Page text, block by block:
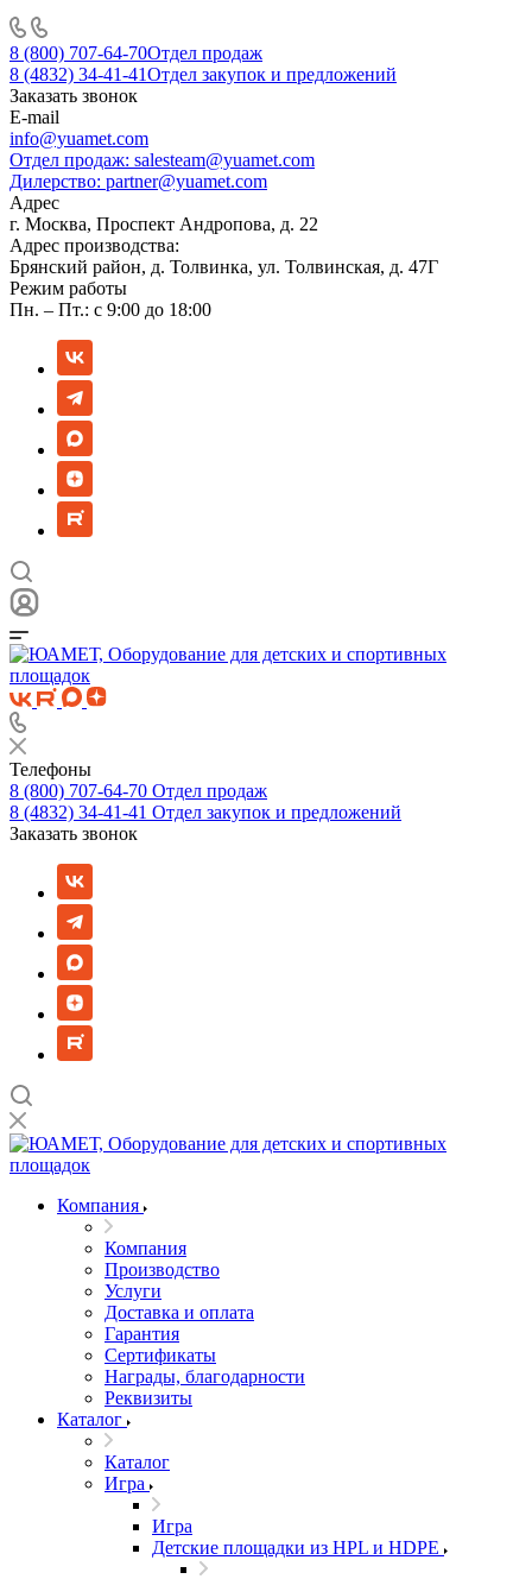
8 (800) 707-64-70Отдел продаж
8 (4832) 34-41-41Отдел закупок и предложений
Заказать звонок
E-mail
info@yuamet.com
Отдел продаж: salesteam@yuamet.com
Дилерство: partner@yuamet.com
Адрес
г. Москва, Проспект Андропова, д. 22
Адрес производства:
Брянский район, д. Толвинка, ул. Толвинская, д. 47Г
Режим работы
Пн. – Пт.: с 9:00 до 18:00
Телефоны
8 (800) 707-64-70 Отдел продаж
8 (4832) 34-41-41 Отдел закупок и предложений
Заказать звонок
Компания
Компания
Производство
Услуги
Доставка и оплата
Гарантия
Сертификаты
Награды, благодарности
Реквизиты
Каталог
Каталог
Игра
Игра
Детские площадки из HPL и HDPE